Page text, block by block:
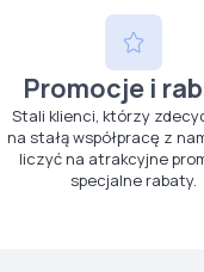
Promocje i
Stali klienci, którzy
na stałą współpracę z
liczyć na atrakcyjne
specjalne rabaty.